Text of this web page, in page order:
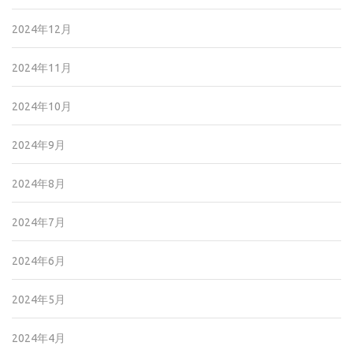
2024年12月
2024年11月
2024年10月
2024年9月
2024年8月
2024年7月
2024年6月
2024年5月
2024年4月